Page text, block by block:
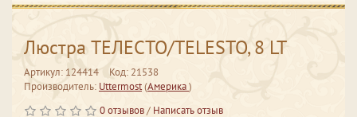
Люстра ТЕЛЕСТО/TELESTO, 8 LT
Артикул: 124414
Код: 21538
Производитель: Uttermost(Америка)
0 отзывов/ Написать отзыв